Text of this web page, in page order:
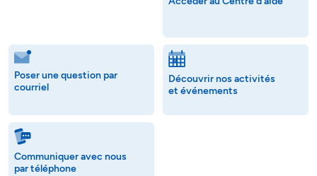
Poser une question par
courriel
Découvrir nos activités
et événements
Communiquer avec nous
par téléphone